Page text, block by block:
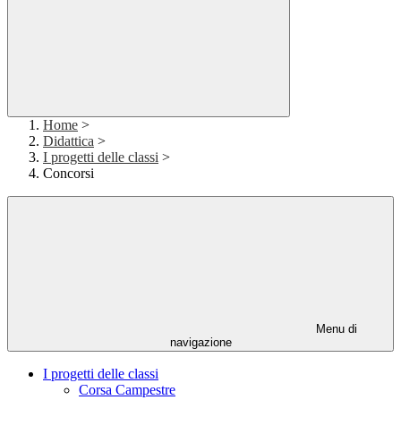
Home >
Didattica >
I progetti delle classi >
Concorsi
Menu di
navigazione
I progetti delle classi
Corsa Campestre